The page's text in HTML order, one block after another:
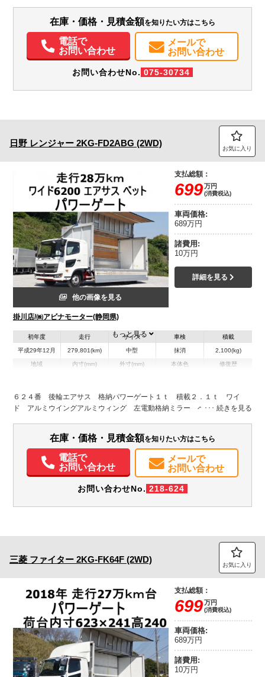
パワステ
在庫・価格・見積金額を知りたい方はこちら
電話で
お問い合わせ
メールで
お問い合わせ
お問い合わせNo. 075-30734
日野 レンジャー 2KG-FD2ABG (2WD) お気に入り
他の画像を見る
掛川店/㈱アビナモーター(静岡県)
支払総額：
699万円
(消費税込)
車両価格:
689万円
諸費用:
10万円
詳細を見る
初年度
平成29年12月
走行
279,801(km)
サイズ
中型
車検
抹消
積載
2,100(kg)
地域 内寸(mm) 外寸(mm) 本体色 修復歴
装備情報
パワステ
もっと見る
６２４番 後輪エアサス 格納パワーゲート１ｔ 積載２．１ｔ ワイ
ド アルミウイングアルミウィング 左電動格納ミラー ベット 車検証
在庫・価格・見積金額を知りたい方はこちら
電話で
お問い合わせ
メールで
お問い合わせ
お問い合わせNo. 218-624
三菱 ファイター 2KG-FK64F (2WD) お気に入り
支払総額：
699万円
(消費税込)
車両価格:
689万円
諸費用:
10万円